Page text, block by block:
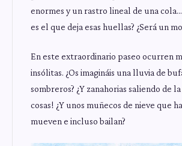
enormes y un rastro lineal de una cola…
es el que deja esas huellas? ¿Será un
En este extraordinario paseo ocurren
insólitas. ¿Os imagináis una lluvia de
sombreros? ¿Y zanahorias saliendo de la
cosas! ¿Y unos muñecos de nieve que
mueven e incluso bailan?